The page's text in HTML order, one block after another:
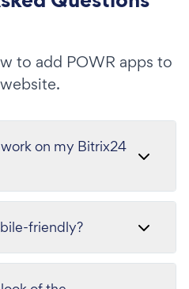
to add POWR apps to
on my Bitrix24
friendly?